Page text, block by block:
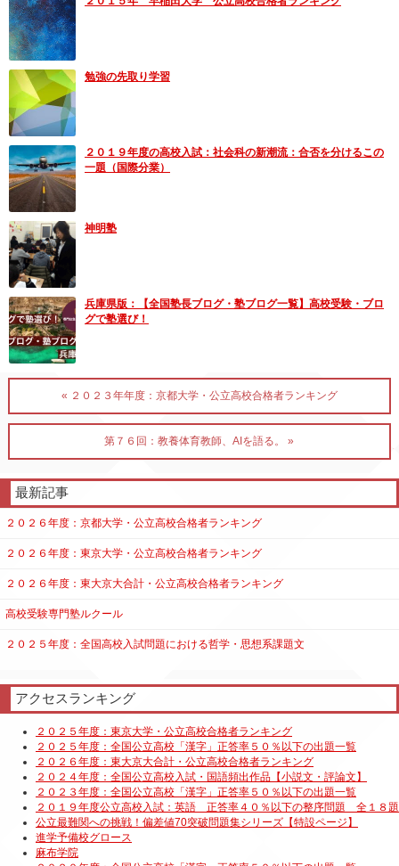
勉強の先取り学習
２０１９年度の高校入試：社会科の新潮流：合否を分けるこの
一題（国際分業）
神明塾
兵庫県版：【全国塾長ブログ・塾ブログ一覧】高校受験・ブロ
グで塾選び！
« ２０２３年年度：京都大学・公立高校合格者ランキング
第７６回：教養体育教師、AIを語る。 »
最新記事
２０２６年度：京都大学・公立高校合格者ランキング
２０２６年度：東京大学・公立高校合格者ランキング
２０２６年度：東大京大合計・公立高校合格者ランキング
高校受験専門塾ルクール
２０２５年度：全国高校入試問題における哲学・思想系課題文
アクセスランキング